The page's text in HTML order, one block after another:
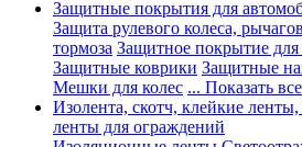
Защитные покрытия для
Защита рулевого колеса,
тормоза Защитное покрытие
Защитные коврики Защитные
Мешки для колес ... Показать все
Изолента, скотч, клейкие
ленты для ограждений